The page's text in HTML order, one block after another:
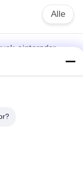
Alle
sinternder
Ofen